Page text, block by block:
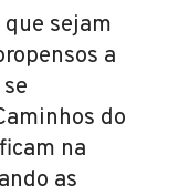
sejam
a
do
na
as